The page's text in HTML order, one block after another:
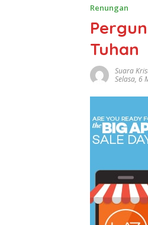
Renungan
Tuhan
Suara
Selasa, 6